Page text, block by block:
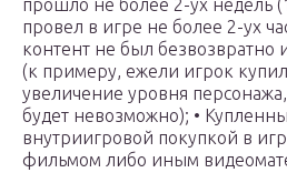
прошло не более 2-ух недель
провел в игре не более 2-ух
контент не был безвозвратно
(к примеру, ежели игрок
увеличение уровня
будет невозможно); •
внутриигровой покупкой в
фильмом либо иным